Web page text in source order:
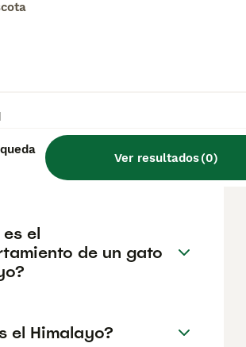
Ver resultados(0)
factores como el pedigrí, la
fundamental acudir a
de los animales.
un gato himalayo?
el
de un gato
el Himalayo?